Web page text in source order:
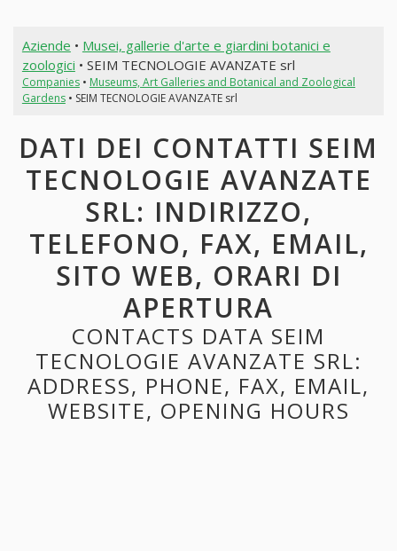
Aziende • Musei, gallerie d'arte e giardini botanici e
zoologici • SEIM TECNOLOGIE AVANZATE srl
Companies• Museums, Art Galleries and Botanical and Zoological
Gardens• SEIM TECNOLOGIE AVANZATE srl
DATI DEI CONTATTI SEIM
TECNOLOGIE AVANZATE
SRL: INDIRIZZO,
TELEFONO, FAX, EMAIL,
SITO WEB, ORARI DI
APERTURA
CONTACTS DATA SEIM
TECNOLOGIE AVANZATE SRL:
ADDRESS, PHONE, FAX, EMAIL,
WEBSITE, OPENING HOURS